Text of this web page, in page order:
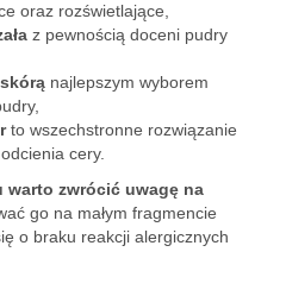
oraz rozświetlające,
z pewnością doceni pudry
najlepszym wyborem
to wszechstronne rozwiązanie
cery.
warto zwrócić uwagę na
go na małym fragmencie
o braku reakcji alergicznych